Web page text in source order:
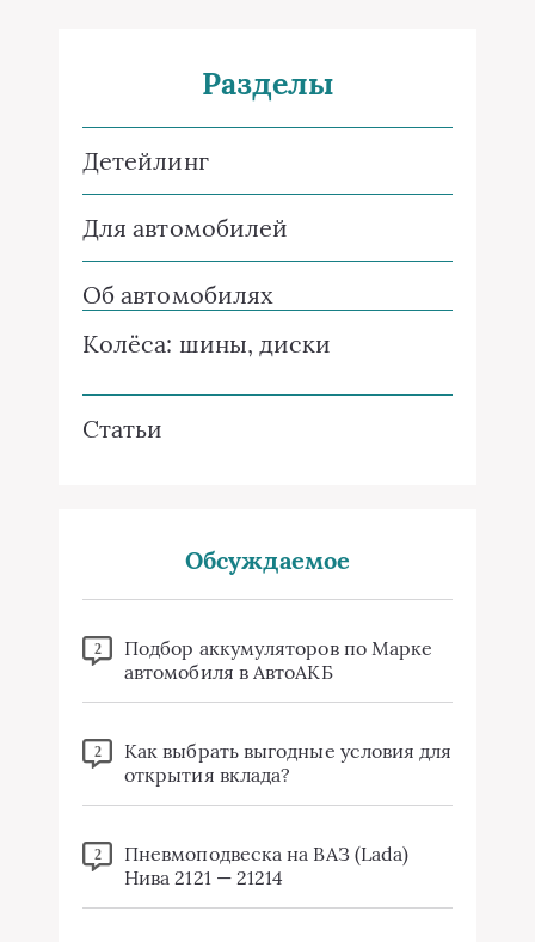
Разделы
Детейлинг
Для автомобилей
Об автомобилях
Колёса: шины, диски
Статьи
Обсуждаемое
2
Подбор аккумуляторов по Марке
автомобиля в АвтоАКБ
2
Как выбрать выгодные условия для
открытия вклада?
2
Пневмоподвеска на ВАЗ (Lada)
Нива 2121 — 21214